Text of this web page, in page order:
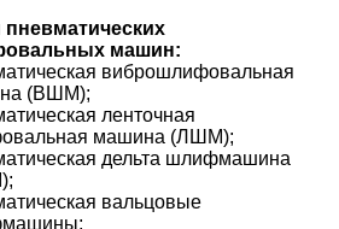
машин:
виброшлифовальная
(ВШМ);
ленточная
машина (ЛШМ);
дельта шлифмашина
вальцовые